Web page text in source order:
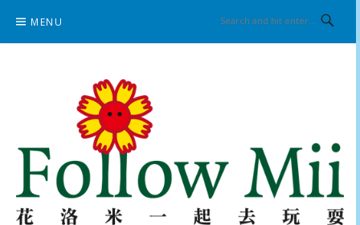
content
MENU